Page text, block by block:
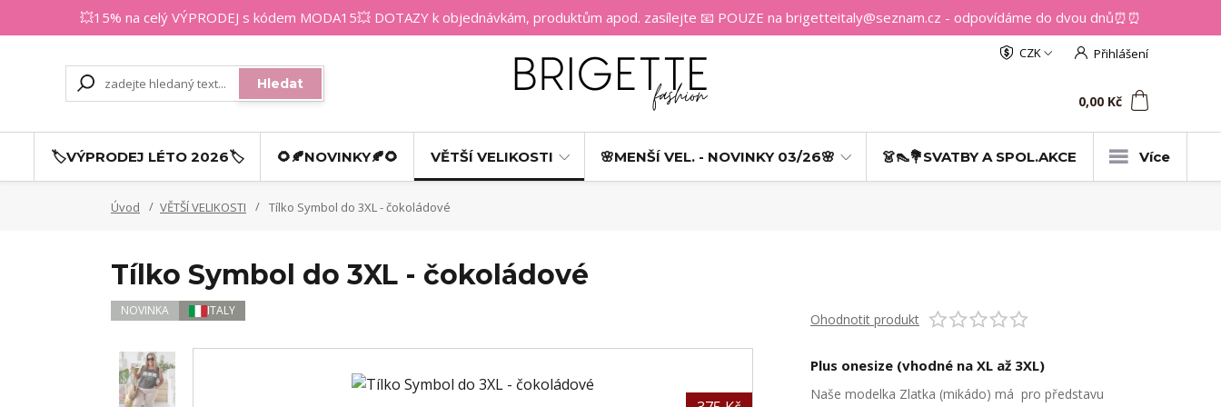
💥15% na celý VÝPRODEJ s kódem MODA15💥 DOTAZY k objednávkám, produktům apod. zasílejte 📧 POUZE na brigetteitaly@seznam.cz - odpovídáme do dvou dnů⏰⏰
CZK
Přihlášení
Hledat
0,00 Kč
🏷️VÝPRODEJ LÉTO 2026🏷️ 🌻🍂NOVINKY🍂🌻 VĚTŠÍ VELIKOSTI 🌸MENŠÍ VEL. - NOVINKY 03/26🌸 👗👠💐SVATBY A SPOL.AKCE Více
Úvod VĚTŠÍ VELIKOSTI Tílko Symbol do 3XL - čokoládové
Tílko Symbol do 3XL - čokoládové
NOVINKA ITALY Ohodnotit produkt
Plus onesize (vhodné na XL až 3XL)
Naše modelka Zlatka (mikádo) má pro představu